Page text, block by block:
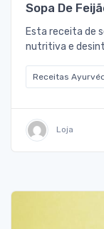
Sopa De
Esta receita de
nutritiva e
Receitas
Loja